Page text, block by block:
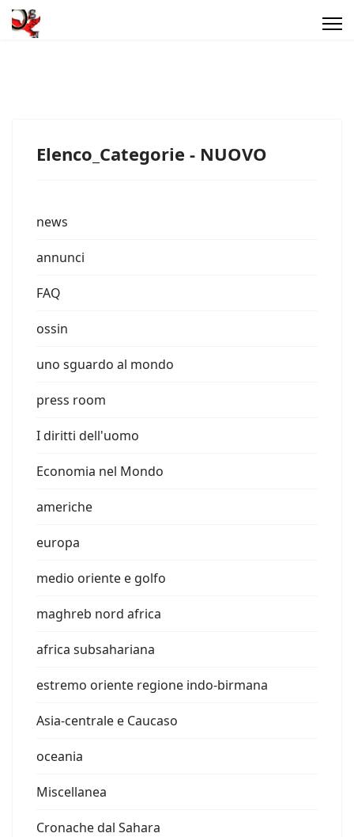
Elenco_Categorie - NUOVO
news
annunci
FAQ
ossin
uno sguardo al mondo
press room
I diritti dell'uomo
Economia nel Mondo
americhe
europa
medio oriente e golfo
maghreb nord africa
africa subsahariana
estremo oriente regione indo-birmana
Asia-centrale e Caucaso
oceania
Miscellanea
Cronache dal Sahara